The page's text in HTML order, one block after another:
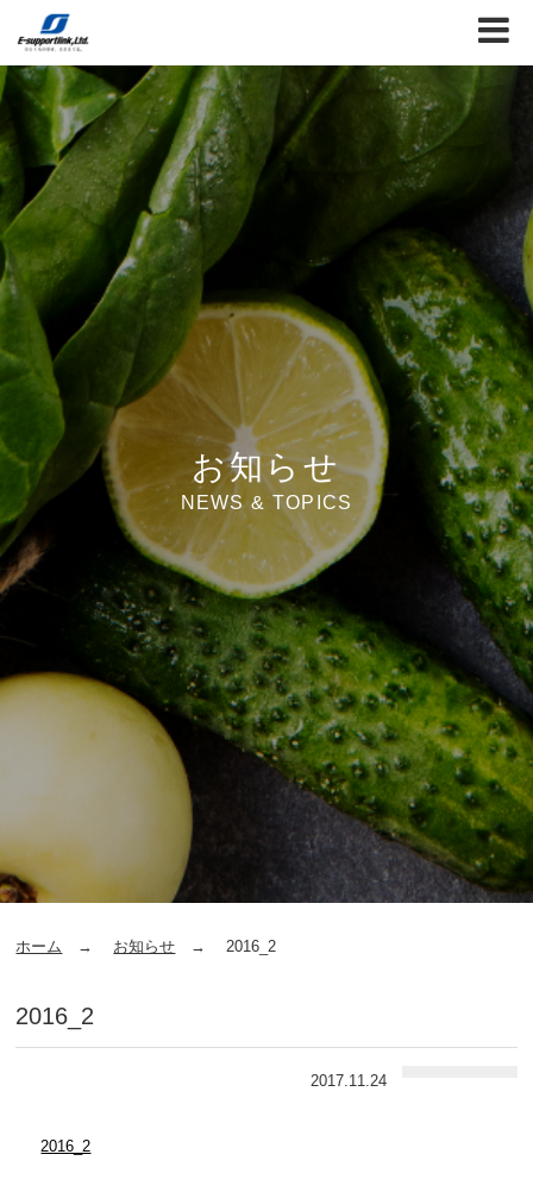
お知らせ
NEWS & TOPICS
ホーム お知らせ 2016_2
2016_2
2017.11.24
2016_2